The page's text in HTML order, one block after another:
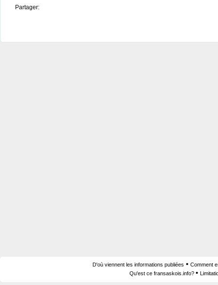
Partager:
D'où viennent les informations publiées • Comment
Qu'est ce fransaskois.info? •